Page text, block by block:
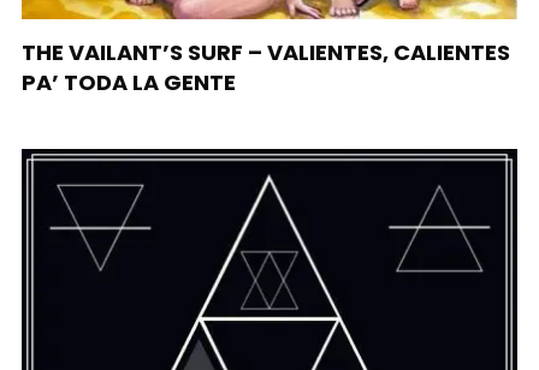
THE VAILANT’S SURF – VALIENTES, CALIENTES
PA’ TODA LA GENTE